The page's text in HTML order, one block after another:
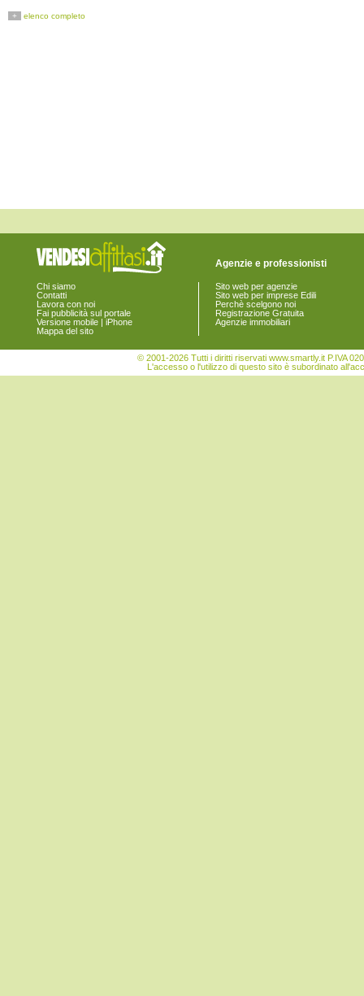
Castelnuovo Magra
Varese Ligure
Vernazza
Zignago
+ elenco completo
Chi siamo
Contatti
Lavora con noi
Fai pubblicità sul portale
Versione mobile | iPhone
Mappa del sito
Agenzie e professionisti
Sito web per agenzie
Sito web per imprese Edili
Perchè scelgono noi
Registrazione Gratuita
Agenzie immobiliari
© 2001-2026 Tutti i diritti riservati www.smartly.it P.IVA
L'accesso o l'utilizzo di questo sito è subordinato